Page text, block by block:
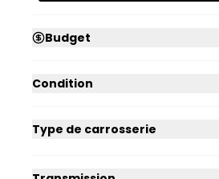
Budget
Condition
Type de carrosserie